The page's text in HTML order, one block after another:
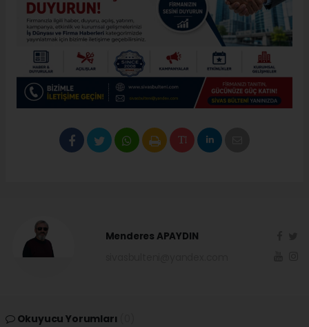
Menderes APAYDIN
Okuyucu Yorumları